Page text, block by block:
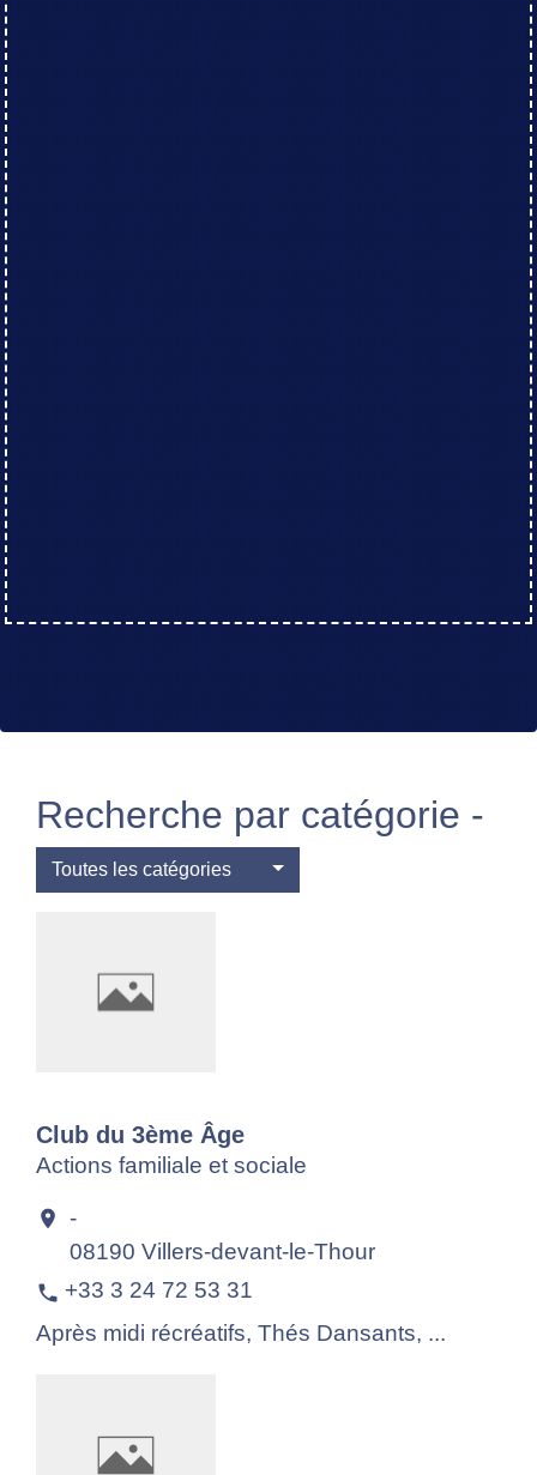
Recherche par catégorie -
Toutes les catégories
Club du 3ème Âge
Actions familiale et sociale
location_on -
08190 Villers-devant-le-Thour
phone +33 3 24 72 53 31
Après midi récréatifs, Thés Dansants, ...